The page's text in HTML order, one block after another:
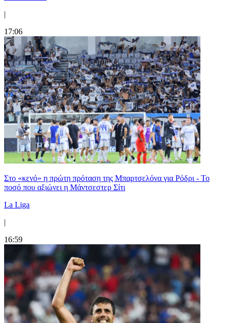
|
17:06
Στο «κενό» η πρώτη πρόταση της Μπαρτσελόνα για Ρόδρι - Το
ποσό που αξιώνει η Μάντσεστερ Σίτι
La Liga
|
16:59